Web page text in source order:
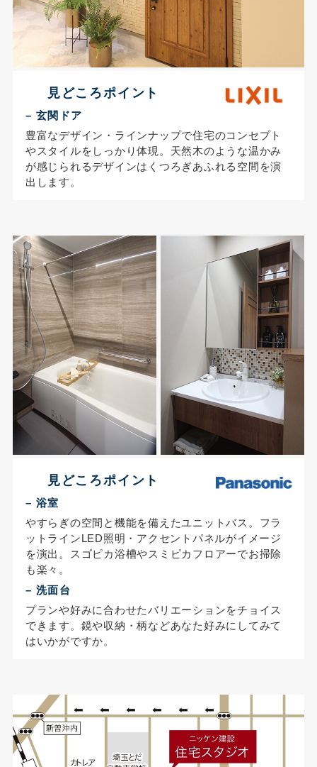
見どころポイント
– 玄関ドア
豊富なデザイン・ラインナップで住宅のコンセプト
やスタイルをしっかり体現。天然木のような温かみ
が感じられるデザインはくつろぎあふれる空間を演
出します。
見どころポイント
– 浴室
やすらぎの空間と機能を備えたユニットバス。フラ
ットラインLED照明・アクセントパネルがイメージ
を演出。スゴピカ浴槽やスミピカフロアーでお掃除
も楽々。
– 洗面台
プランや好みに合わせたバリエーションをチョイス
できます。鏡や収納・柄などあなた好みにしてみて
はいかがですか。